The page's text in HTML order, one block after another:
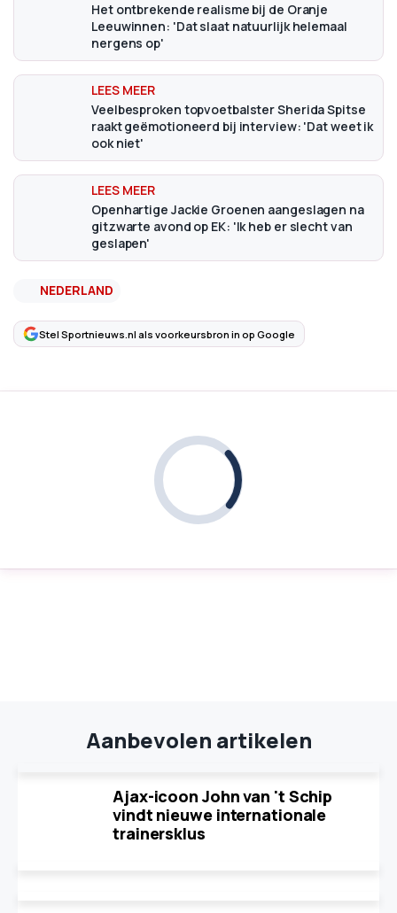
Het ontbrekende realisme bij de Oranje
Leeuwinnen: 'Dat slaat natuurlijk helemaal
nergens op'
Veelbesproken topvoetbalster Sherida Spitse
raakt geëmotioneerd bij interview: 'Dat weet ik
ook niet'
Openhartige Jackie Groenen aangeslagen na
gitzwarte avond op EK: 'Ik heb er slecht van
geslapen'
NEDERLAND
Stel Sportnieuws.nl als voorkeursbron in op Google
Aanbevolen artikelen
Ajax-icoon John van 't Schip
vindt nieuwe internationale
trainersklus